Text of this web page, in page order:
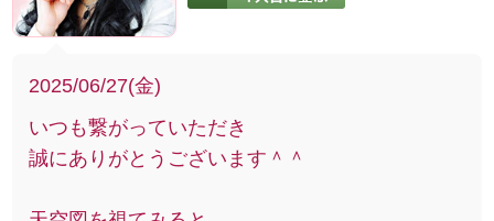
2025/06/27(金)
いつも繋がっていただき
誠にありがとうございます＾＾